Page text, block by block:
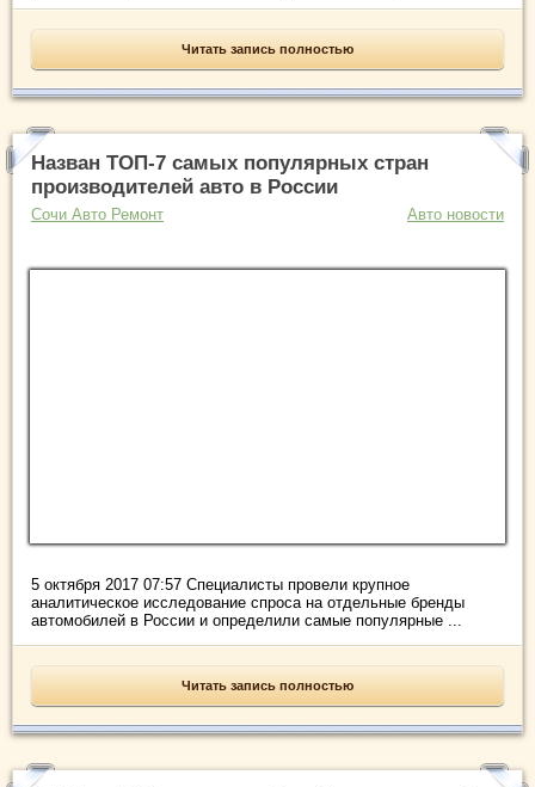
Читать запись полностью
Назван ТОП-7 самых популярных стран
производителей авто в России
Сочи Авто Ремонт Авто новости
5 октября 2017 07:57 Специалисты провели крупное
аналитическое исследование спроса на отдельные бренды
автомобилей в России и определили самые популярные ...
Читать запись полностью